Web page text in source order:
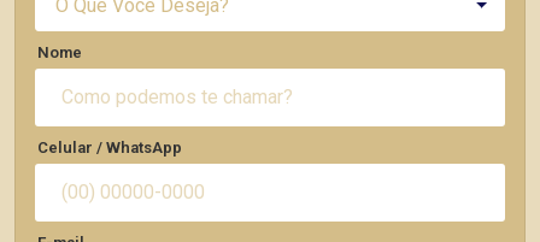
O Que Você Deseja?
Nome
Celular / WhatsApp